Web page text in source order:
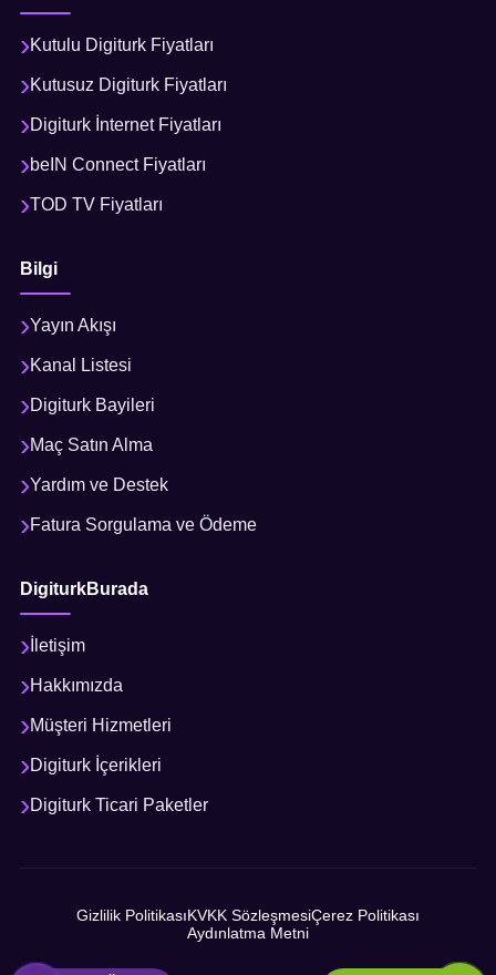
Kutulu Digiturk Fiyatları
Kutusuz Digiturk Fiyatları
Digiturk İnternet Fiyatları
beIN Connect Fiyatları
TOD TV Fiyatları
Bilgi
Yayın Akışı
Kanal Listesi
Digiturk Bayileri
Maç Satın Alma
Yardım ve Destek
Fatura Sorgulama ve Ödeme
DigiturkBurada
İletişim
Hakkımızda
Müşteri Hizmetleri
Digiturk İçerikleri
Digiturk Ticari Paketler
Gizlilik PolitikasıKVKK SözleşmesiÇerez Politikası
Aydınlatma Metni